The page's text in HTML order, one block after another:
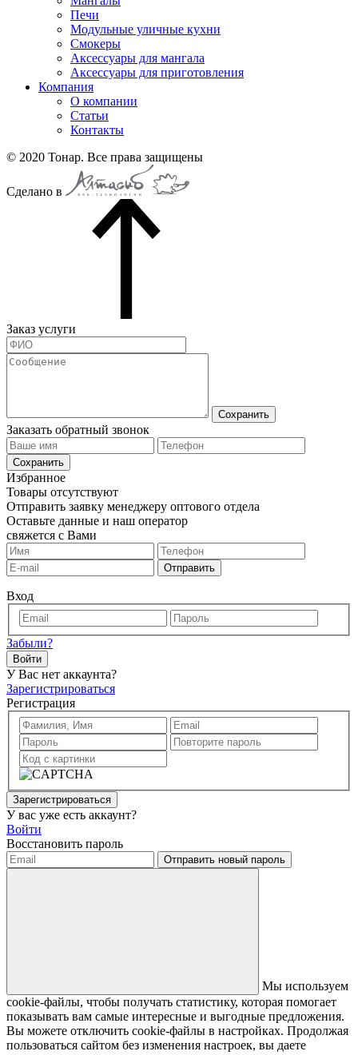
Печи
Модульные уличные кухни
Смокеры
Аксессуары для мангала
Аксессуары для приготовления
Компания
О компании
Статьи
Контакты
© 2020 Тонар. Все права защищены
Сделано в
Заказ услуги
Сохранить
Заказать обратный звонок
Сохранить
Избранное
Товары отсутствуют
Отправить заявку менеджеру оптового отдела
Оставьте данные и наш оператор
свяжется с Вами
Отправить
Вход
Забыли?
Войти
У Вас нет аккаунта?
Зарегистрироваться
Регистрация
Зарегистрироваться
У вас уже есть аккаунт?
Войти
Восстановить пароль
Отправить новый пароль
Мы используем
cookie-файлы, чтобы получать статистику, которая помогает
показывать вам самые интересные и выгодные предложения.
Вы можете отключить cookie-файлы в настройках. Продолжая
пользоваться сайтом без изменения настроек, вы даете